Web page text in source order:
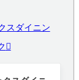
スダイニン